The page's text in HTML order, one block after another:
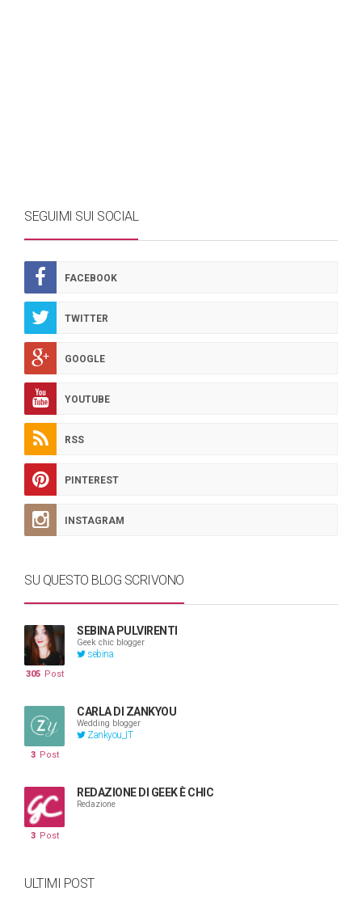
SEGUIMI SUI SOCIAL
FACEBOOK
TWITTER
GOOGLE
YOUTUBE
RSS
PINTEREST
INSTAGRAM
SU QUESTO BLOG SCRIVONO
SEBINA PULVIRENTI
Geek chic blogger
sebina
305 Post
CARLA DI ZANKYOU
Wedding blogger
Zankyou_IT
3 Post
REDAZIONE DI GEEK È CHIC
Redazione
3 Post
ULTIMI POST